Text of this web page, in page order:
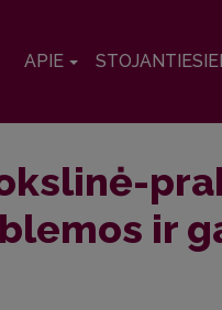
APIE
ir